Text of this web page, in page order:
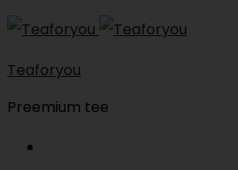
Teaforyou
Preemium tee